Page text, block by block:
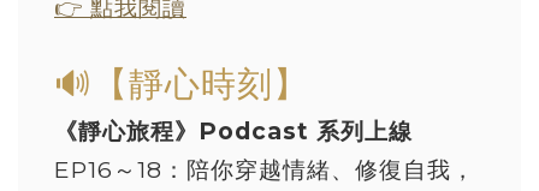
👉 點我閱讀
🔊【靜心時刻】
《靜心旅程》Podcast 系列上線
EP16～18：陪你穿越情緒、修復自我，